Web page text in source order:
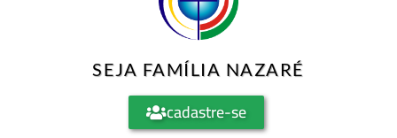
SEJA FAMÍLIA NAZARÉ
cadastre-se